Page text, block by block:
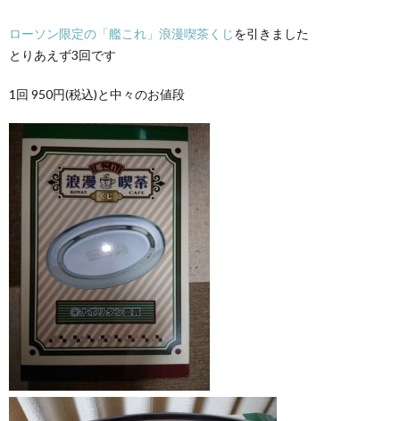
ローソン限定の「艦これ」浪漫喫茶くじを引きました
とりあえず3回です
1回 950円(税込)と中々のお値段